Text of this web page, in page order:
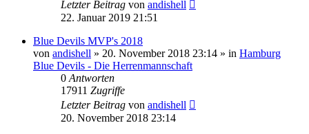
Letzter Beitrag von andishell
22. Januar 2019 21:51
Blue Devils MVP's 2018
von andishell » 20. November 2018 23:14 » in Hamburg
Blue Devils - Die Herrenmannschaft
0 Antworten
17911 Zugriffe
Letzter Beitrag von andishell
20. November 2018 23:14